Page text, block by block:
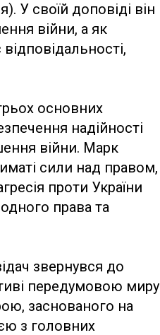
У своїй доповіді він
війни, а як
основних
надійності
війни. Марк
сили над правом,
проти України
права та
звернувся до
передумовою миру
заснованого на
з головних